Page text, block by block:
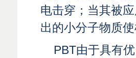
电击穿；当其被
出的小分子物质
PBT由于具有